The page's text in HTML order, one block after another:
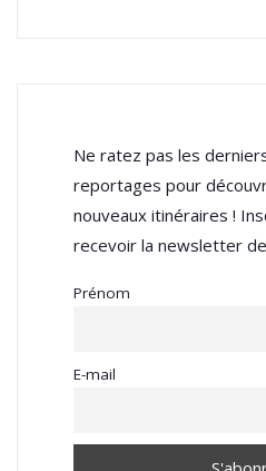
Ne ratez pas les
reportages pour
nouveaux itinéraires !
recevoir la newsletter
Prénom
E-mail